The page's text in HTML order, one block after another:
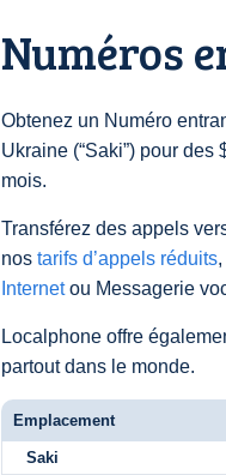
Numéros
Obtenez un Numéro
Ukraine (“Saki”) pour des
mois.
Transférez des appels
nos tarifs d’appels réduits
Internetou Messagerie
Localphone offre
partout dans le monde.
Emplacement
Saki